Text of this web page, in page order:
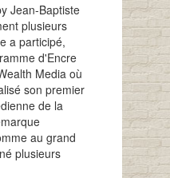
Jean-Baptiste
plusieurs
a participé,
d'Encre
Media où
son premier
de la
au grand
plusieurs